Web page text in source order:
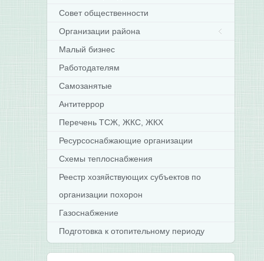
Совет общественности
Организации района
Малый бизнес
Работодателям
Самозанятые
Антитеррор
Перечень ТСЖ, ЖКС, ЖКХ
Ресурсоснабжающие организации
Схемы теплоснабжения
Реестр хозяйствующих субъектов по
организации похорон
Газоснабжение
Подготовка к отопительному периоду